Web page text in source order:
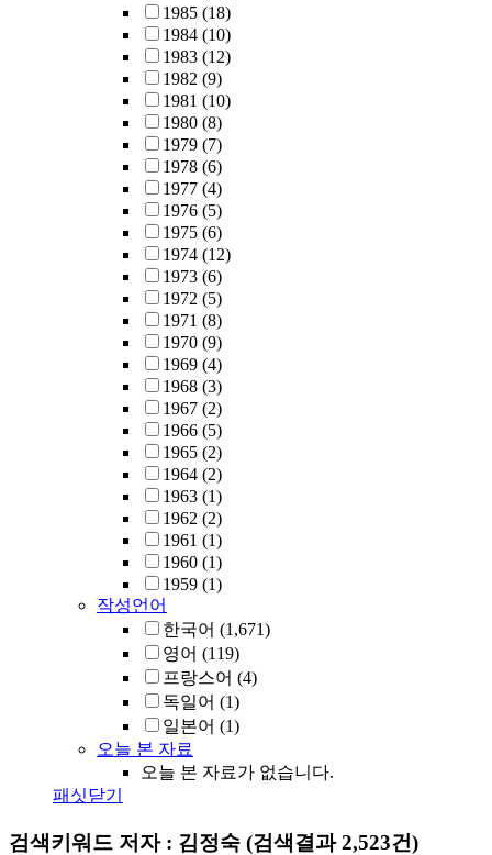
1985 (18)
1984 (10)
1983 (12)
1982 (9)
1981 (10)
1980 (8)
1979 (7)
1978 (6)
1977 (4)
1976 (5)
1975 (6)
1974 (12)
1973 (6)
1972 (5)
1971 (8)
1970 (9)
1969 (4)
1968 (3)
1967 (2)
1966 (5)
1965 (2)
1964 (2)
1963 (1)
1962 (2)
1961 (1)
1960 (1)
1959 (1)
작성언어
한국어 (1,671)
영어 (119)
프랑스어 (4)
독일어 (1)
일본어 (1)
오늘 본 자료
오늘 본 자료가 없습니다.
패싯닫기
검색키워드 저자 : 김정숙 (검색결과 2,523건)